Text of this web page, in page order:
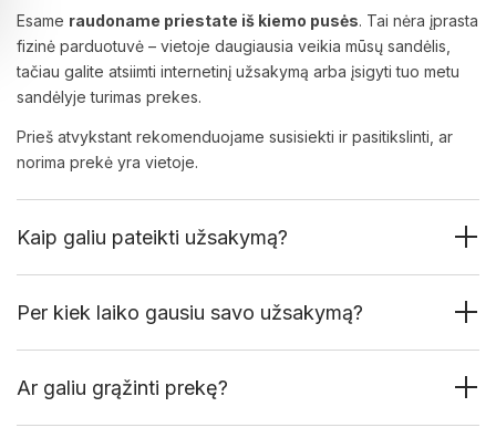
Esame raudoname priestate iš kiemo pusės. Tai nėra įprasta
fizinė parduotuvė – vietoje daugiausia veikia mūsų sandėlis,
tačiau galite atsiimti internetinį užsakymą arba įsigyti tuo metu
sandėlyje turimas prekes.
Prieš atvykstant rekomenduojame susisiekti ir pasitikslinti, ar
norima prekė yra vietoje.
Kaip galiu pateikti užsakymą?
Per kiek laiko gausiu savo užsakymą?
Ar galiu grąžinti prekę?